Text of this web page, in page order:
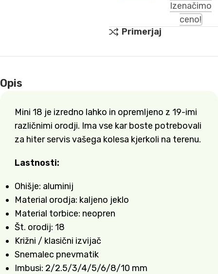
Izenačimo
ceno!
Primerjaj
Opis
Mini 18 je izredno lahko in opremljeno z 19-imi
različnimi orodji. Ima vse kar boste potrebovali
za hiter servis vašega kolesa kjerkoli na terenu.
Lastnosti:
Ohišje: aluminij
Material orodja: kaljeno jeklo
Material torbice: neopren
Št. orodij: 18
Križni / klasični izvijač
Snemalec pnevmatik
Imbusi: 2/2.5/3/4/5/6/8/10 mm